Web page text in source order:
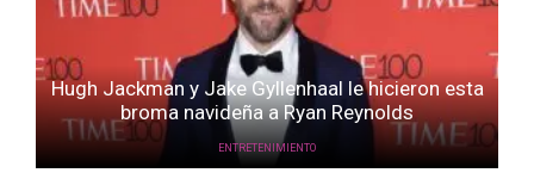
Hugh Jackman y Jake Gyllenhaal le hicieron esta
broma navideña a Ryan Reynolds
ENTRETENIMIENTO